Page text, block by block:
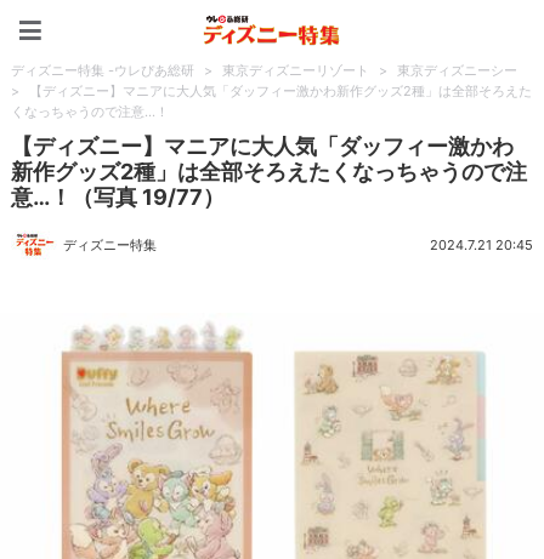
ディズニー特集 -ウレぴあ総研 > 東京ディズニーリゾート >
東京ディズニーシー
>
【ディズニー】マニアに大人気「ダッフィー激かわ新作グッズ2種」は全部そろえた
くなっちゃうので注意…！
【ディズニー】マニアに大人気「ダッフィー激かわ
新作グッズ2種」は全部そろえたくなっちゃうので注
意…！（写真 19/77）
ディズニー特集 2024.7.21 20:45